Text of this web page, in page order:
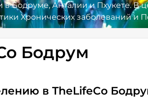
Бодруме, Анталии и Пхукете. В
Хронических заболеваний и
Бодрум
в TheLifeCo